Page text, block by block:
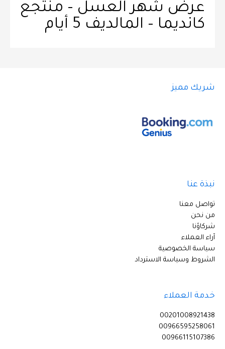
عرض شهر العسل – منتجع
كانديما – المالديف 5 أيام
شريك مميز
نبذة عنا
تواصل معنا
من نحن
شركاؤنا
آراء العملاء
سياسة الخصوصية
الشروط وسياسة الاسترداد
خدمة العملاء
00201008921438
00966595258061
00966115107386